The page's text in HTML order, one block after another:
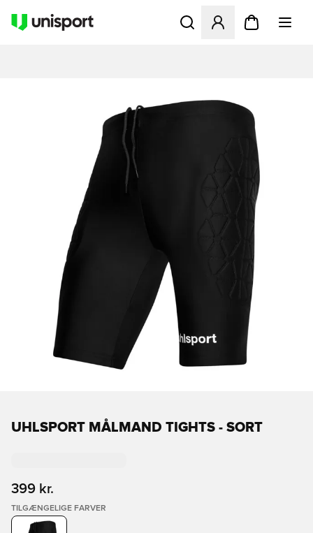
Åbner en Modal til at
UHLSPORT MÅLMAND TIGHTS - SORT
399 kr.
TILGÆNGELIGE FARVER